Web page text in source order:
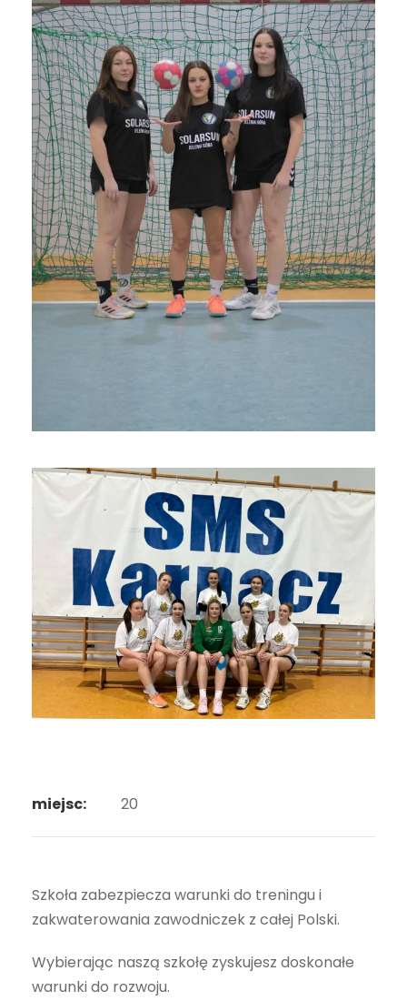
miejsc: 20
Szkoła zabezpiecza warunki do treningu i
zakwaterowania zawodniczek z całej Polski.
Wybierając naszą szkołę zyskujesz doskonałe
warunki do rozwoju.